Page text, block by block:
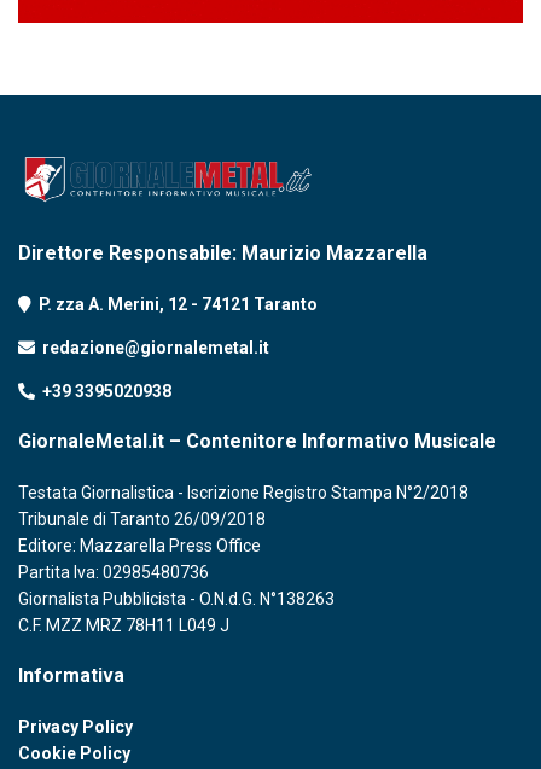
Direttore Responsabile: Maurizio Mazzarella
P. zza A. Merini, 12 - 74121 Taranto
redazione@giornalemetal.it
+39 3395020938
GiornaleMetal.it – Contenitore Informativo Musicale
Testata Giornalistica - Iscrizione Registro Stampa N°2/2018
Tribunale di Taranto 26/09/2018
Editore: Mazzarella Press Office
Partita Iva: 02985480736
Giornalista Pubblicista - O.N.d.G. N°138263
C.F. MZZ MRZ 78H11 L049 J
Informativa
Privacy Policy
Cookie Policy